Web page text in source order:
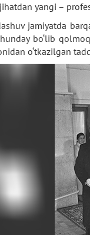
yangi –
jamiyatda
bo‘lib
o‘tkazilgan